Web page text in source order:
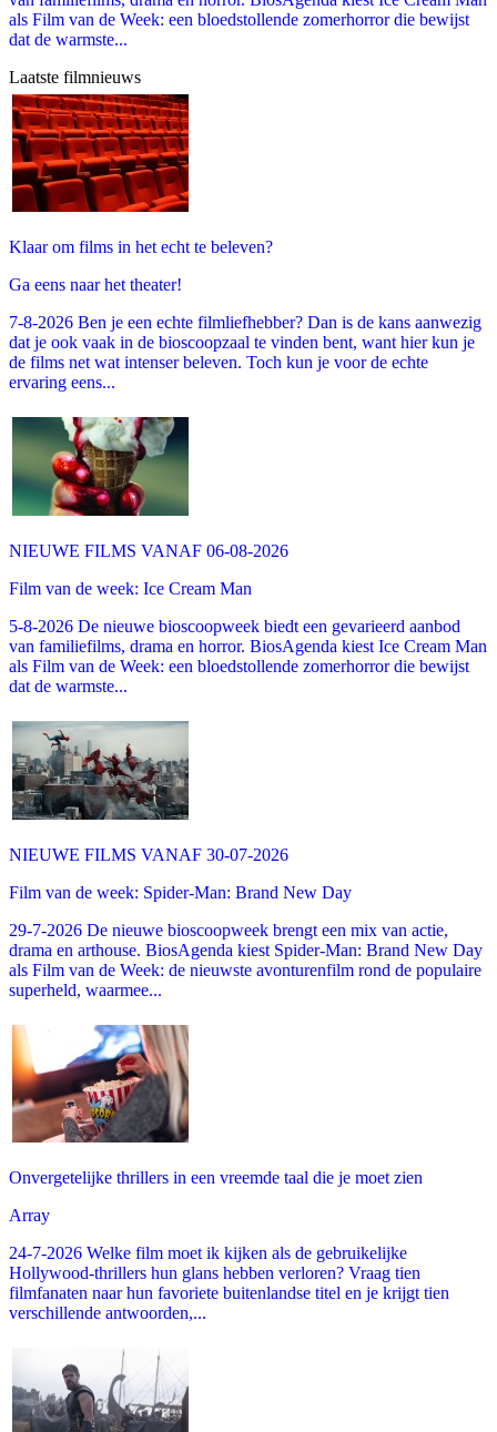
als Film van de Week: een bloedstollende zomerhorror die bewijst
dat de warmste...
Laatste filmnieuws
Klaar om films in het echt te beleven?
Ga eens naar het theater!
7-8-2026 Ben je een echte filmliefhebber? Dan is de kans aanwezig
dat je ook vaak in de bioscoopzaal te vinden bent, want hier kun je
de films net wat intenser beleven. Toch kun je voor de echte
ervaring eens...
NIEUWE FILMS VANAF 06-08-2026
Film van de week: Ice Cream Man
5-8-2026 De nieuwe bioscoopweek biedt een gevarieerd aanbod
van familiefilms, drama en horror. BiosAgenda kiest Ice Cream Man
als Film van de Week: een bloedstollende zomerhorror die bewijst
dat de warmste...
NIEUWE FILMS VANAF 30-07-2026
Film van de week: Spider-Man: Brand New Day
29-7-2026 De nieuwe bioscoopweek brengt een mix van actie,
drama en arthouse. BiosAgenda kiest Spider-Man: Brand New Day
als Film van de Week: de nieuwste avonturenfilm rond de populaire
superheld, waarmee...
Onvergetelijke thrillers in een vreemde taal die je moet zien
Array
24-7-2026 Welke film moet ik kijken als de gebruikelijke
Hollywood-thrillers hun glans hebben verloren? Vraag tien
filmfanaten naar hun favoriete buitenlandse titel en je krijgt tien
verschillende antwoorden,...